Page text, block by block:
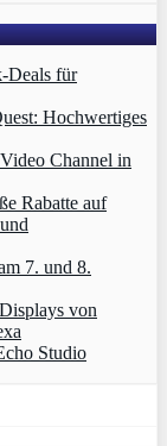
Deals für
Hochwertiges
Channel in
Rabatte auf
7. und 8.
von
Studio